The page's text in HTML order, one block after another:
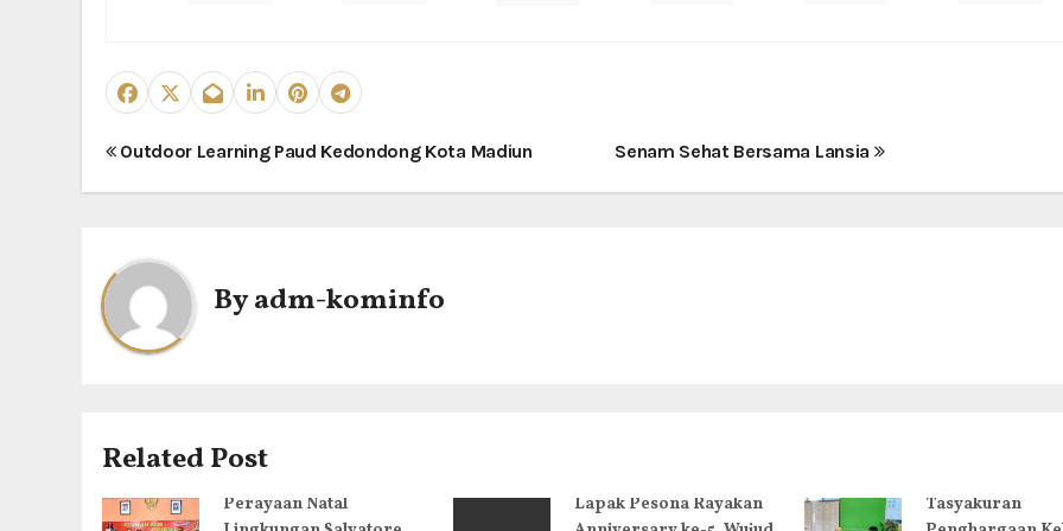
N
a
v
i
g
s
i
Outdoor Learning Paud Kedondong Kota Madiun Senam Sehat Bersama Lansia
Byadm-kominfo
Related Post
Perayaan Natal
Lapak Pesona Rayakan
Tasyakuran